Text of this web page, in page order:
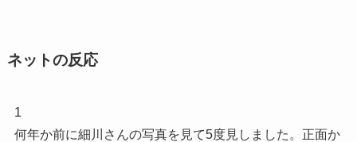
ネットの反応
1
何年か前に細川さんの写真を見て5度見しました。正面か